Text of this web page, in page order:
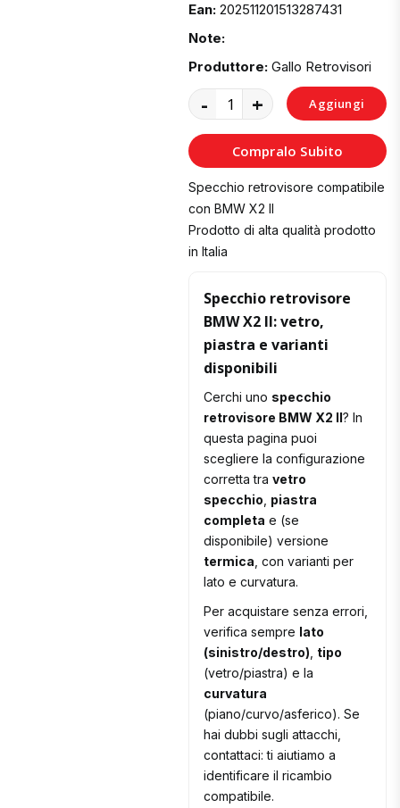
Ean: 202511201513287431
Note:
Produttore: Gallo Retrovisori
- + Aggiungi
al
Carrello
Compralo Subito
Specchio retrovisore compatibile
con BMW X2 II
Prodotto di alta qualità prodotto
in Italia
Specchio retrovisore
BMW X2 II: vetro,
piastra e varianti
disponibili
Cerchi uno specchio
retrovisore BMW X2 II? In
questa pagina puoi
scegliere la configurazione
corretta travetro
specchio piastra
completa e (se
disponibile) versione
termica , con varianti per
lato e curvatura.
Per acquistare senza errori,
verifica sempre lato
(sinistro/destro) tipo
(vetro/piastra) e la
curvatura
(piano/curvo/asferico). Se
hai dubbi sugli attacchi,
contattaci: ti aiutiamo a
identificare il ricambio
compatibile.